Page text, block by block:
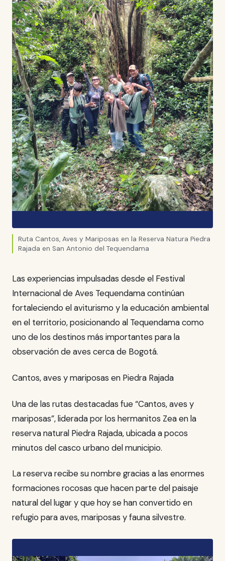
Ruta Cantos, Aves y Mariposas en la Reserva Natura Piedra
Rajada en San Antonio del Tequendama
Las experiencias impulsadas desde el Festival
Internacional de Aves Tequendama continúan
fortaleciendo el aviturismo y la educación ambiental
en el territorio, posicionando al Tequendama como
uno de los destinos más importantes para la
observación de aves cerca de Bogotá.
Cantos, aves y mariposas en Piedra Rajada
Una de las rutas destacadas fue “Cantos, aves y
mariposas”, liderada por los hermanitos Zea en la
reserva natural Piedra Rajada, ubicada a pocos
minutos del casco urbano del municipio.
La reserva recibe su nombre gracias a las enormes
formaciones rocosas que hacen parte del paisaje
natural del lugar y que hoy se han convertido en
refugio para aves, mariposas y fauna silvestre.